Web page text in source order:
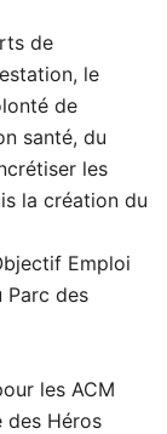
de
le
de
santé, du
les
la création du
Emploi
Parc des
les ACM
des Héros